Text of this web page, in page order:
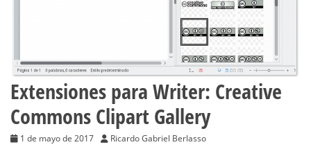
Extensiones para Writer: Creative
Commons Clipart Gallery
1 de mayo de 2017 Ricardo Gabriel Berlasso